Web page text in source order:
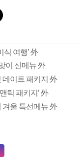
식 여행’ 外
이 신메뉴 外
데이트 패키지 外
틱 패키지’ 外
겨울 특선메뉴 外